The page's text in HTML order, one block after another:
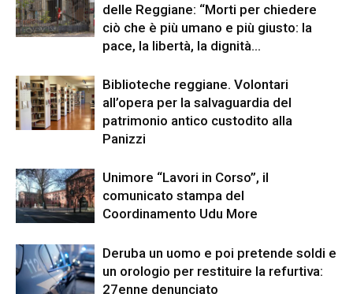
delle Reggiane: “Morti per chiedere
ciò che è più umano e più giusto: la
pace, la libertà, la dignità...
Biblioteche reggiane. Volontari
all’opera per la salvaguardia del
patrimonio antico custodito alla
Panizzi
Unimore “Lavori in Corso”, il
comunicato stampa del
Coordinamento Udu More
Deruba un uomo e poi pretende soldi e
un orologio per restituire la refurtiva:
27enne denunciato